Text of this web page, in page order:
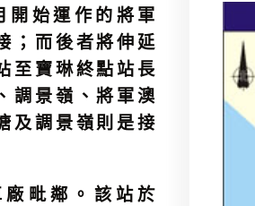
始運作的將軍
；而後者將伸延
至寶琳終點站長
調景嶺、將軍澳
及調景嶺則是接
毗鄰。該站於